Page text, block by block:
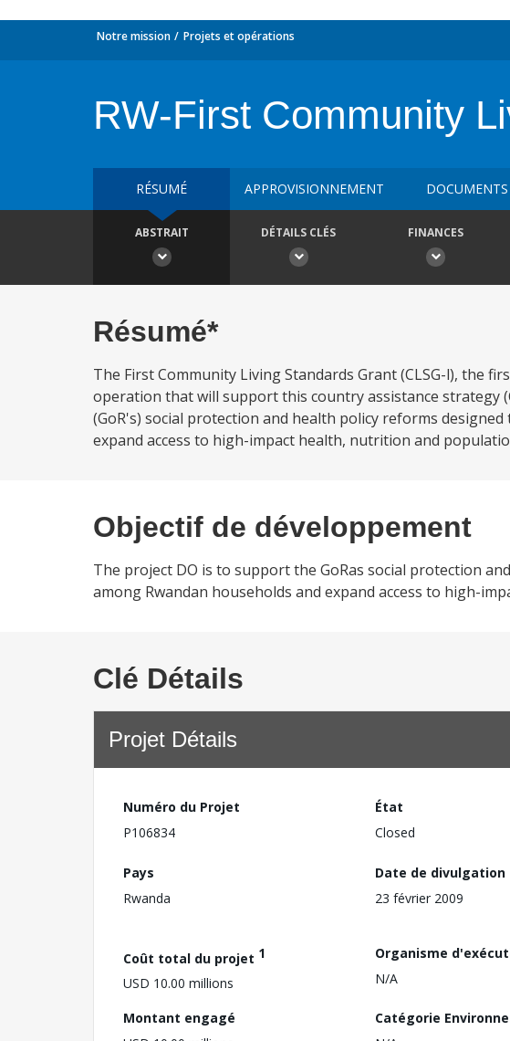
Notre mission Projets et opérations
RW-First Community
RÉSUMÉ APPROVISIONNEMENT DOCUMENTS
ABSTRAIT DÉTAILS CLÉS FINANCES
Résumé*
The First Community Living Standards Grant (CLSG-l), the
operation that will support this country assistance strategy
(GoR's) social protection and health policy reforms
expand access to high-impact health, nutrition and
Objectif de développement
The project DO is to support the GoRas social protection
among Rwandan households and expand access to high-
Clé Détails
Projet Détails
Numéro du Projet
P106834
État
Closed
Pays
Rwanda
Date de divulgation
23 février 2009
Coût total du projet 1
USD 10.00 millions
Organisme
N/A
Montant engagé
Catégorie